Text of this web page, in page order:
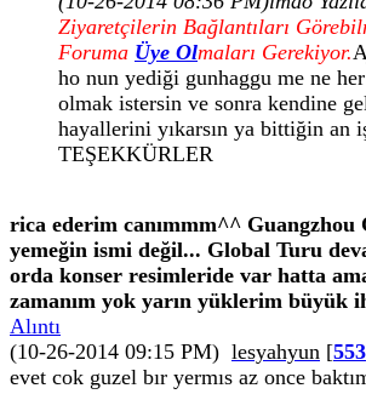
Ziyaretçilerin Bağlantıları
Foruma Üye Olmaları Gerekiyor.
ho nun yediği gunhaggu me ne
olmak istersin ve sonra kendine
hayallerini yıkarsın ya bittiğin an
TEŞEKKÜRLER
rica ederim canımmm^^ Guangzhou
yemeğin ismi değil... Global Turu
orda konser resimleride var hatta
zamanım yok yarın yüklerim büyük
Alıntı
(10-26-2014 09:15 PM) lesyahyun [553
evet cok guzel bır yermıs az once